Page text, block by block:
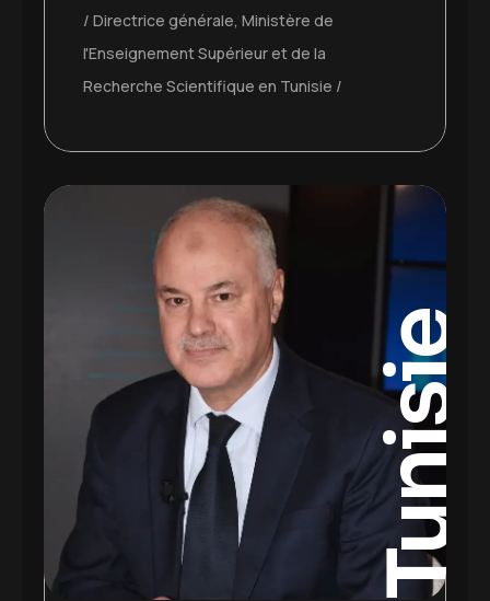
Directrice générale, Ministère de
l'Enseignement Supérieur et de la
Recherche Scientifique en Tunisie
Tunisie